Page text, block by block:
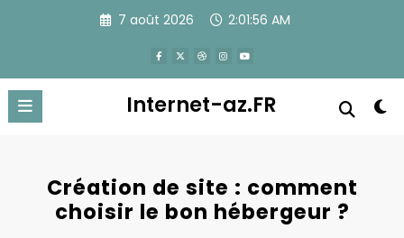
7 août 2026 2:01:57 AM
Internet-az.FR
Création de site : comment
choisir le bon hébergeur ?